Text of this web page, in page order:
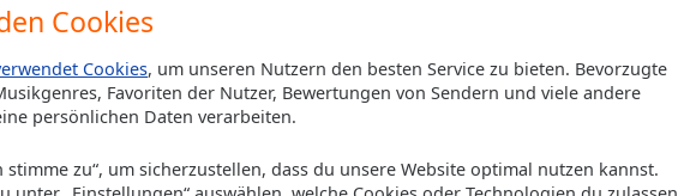
Cookies
Cookies, um unseren Nutzern den besten Service zu bieten. Bevorzugte
Favoriten der Nutzer, Bewertungen von Sendern und viele andere
persönlichen Daten verarbeiten.
stimme zu“, um sicherzustellen, dass du unsere Website optimal nutzen kannst.